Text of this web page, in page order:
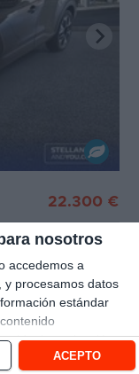
nosotros
accedemos a
y procesamos datos
estándar
investigación
permiso, nosotros y
ACEPTO
22.300 €